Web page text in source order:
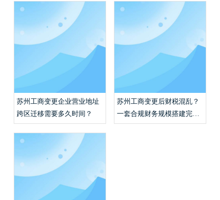
苏州工商变更企业营业地址
跨区迁移需要多久时间？
苏州工商变更后财税混乱？
一套合规财务规模搭建完整
流程？